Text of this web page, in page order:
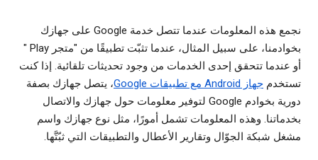
نجمع هذه المعلومات عندما تتصل خدمة Google على جهازك
بخوادمنا، على سبيل المثال، عندما تثبّت تطبيقًا من "متجر Play "
أو عندما تتحقق إحدى الخدمات من وجود تحديثات تلقائية. إذا كنت
تستخدم جهاز Android مع تطبيقات Google
، يتصل جهازك بصفة
دورية بخوادم Google لتوفير معلومات حول جهازك والاتصال
بخدماتنا. وهذه المعلومات تشمل أمورًا، مثل نوع جهازك واسم
مشغل شبكة الجوّال وتقارير الأعطال والتطبيقات التي ثبّتَّها.